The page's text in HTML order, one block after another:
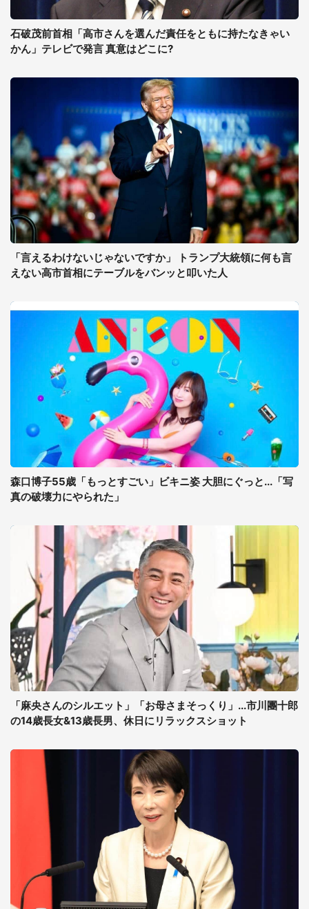
石破茂前首相「高市さんを選んだ責任をともに持たなきゃい
かん」テレビで発言 真意はどこに?
「言えるわけないじゃないですか」 トランプ大統領に何も言
えない高市首相にテーブルをバンッと叩いた人
森口博子55歳「もっとすごい」ビキニ姿 大胆にぐっと...「写
真の破壊力にやられた」
「麻央さんのシルエット」「お母さまそっくり」...市川團十郎
の14歳長女&13歳長男、休日にリラックスショット